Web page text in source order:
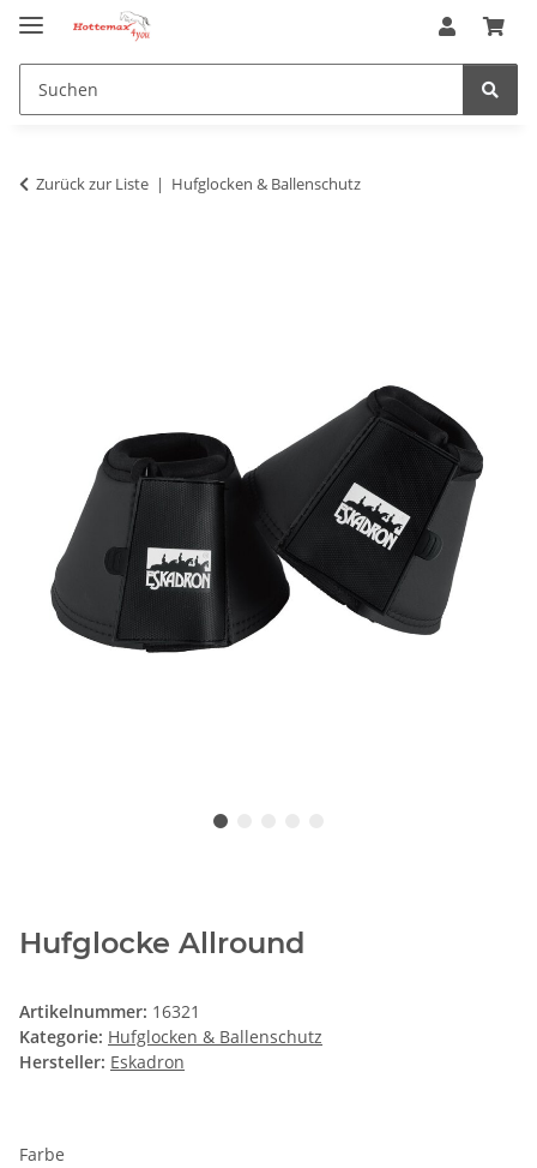
Zurück zur Liste Hufglocken & Ballenschutz
Hufglocke Allround
Artikelnummer: 16321
Kategorie: Hufglocken & Ballenschutz
Hersteller: Eskadron
Farbe